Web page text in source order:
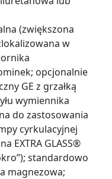
(zwiększona
w
opcjonalnie
GE z grzałką
wymiennika
do zastosowania
cyrkulacyjnej
EXTRA GLASS®
standardowo
magnezowa;